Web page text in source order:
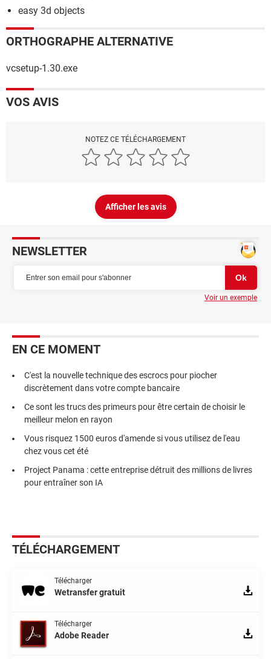
easy 3d objects
ORTHOGRAPHE ALTERNATIVE
vcsetup-1.30.exe
VOS AVIS
NOTEZ CE TÉLÉCHARGEMENT
Afficher les avis
NEWSLETTER
Voir un exemple
EN CE MOMENT
C'est la nouvelle technique des escrocs pour piocher
discrètement dans votre compte bancaire
Ce sont les trucs des primeurs pour être certain de choisir le
meilleur melon en rayon
Vous risquez 1500 euros d'amende si vous utilisez de l'eau
chez vous cet été
Project Panama : cette entreprise détruit des millions de livres
pour entraîner son IA
TÉLÉCHARGEMENT
Télécharger
Wetransfer gratuit
Télécharger
Adobe Reader